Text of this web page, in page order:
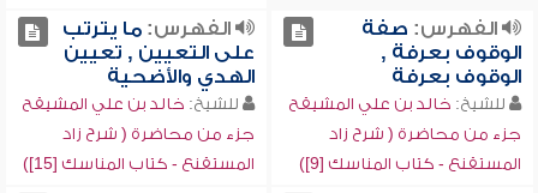
الفهرس: صفة
الوقوف بعرفة ,
الوقوف بعرفة
للشيخ: خالد بن علي المشيقح
جزء من محاضرة ( شرح زاد
المستقنع - كتاب المناسك [9])
الفهرس:ما يترتب
على التعيين , تعيين
الهدي والأضحية
للشيخ: خالد بن علي المشيقح
جزء من محاضرة ( شرح زاد
المستقنع - كتاب المناسك [15])